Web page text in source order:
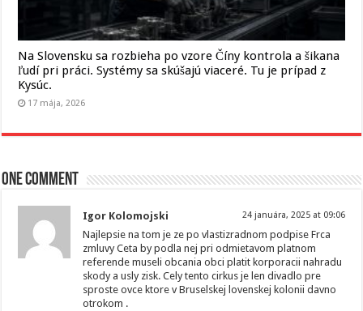
Na Slovensku sa rozbieha po vzore Číny kontrola a šikana
ľudí pri práci. Systémy sa skúšajú viaceré. Tu je prípad z
Kysúc.
17 mája, 2026
One comment
Igor Kolomojski 24 januára, 2025 at 09:06
Najlepsie na tom je ze po vlastizradnom podpise Frca
zmluvy Ceta by podla nej pri odmietavom platnom
referende museli obcania obci platit korporacii nahradu
skody a usly zisk. Cely tento cirkus je len divadlo pre
sproste ovce ktore v Bruselskej lovenskej kolonii davno
otrokom .